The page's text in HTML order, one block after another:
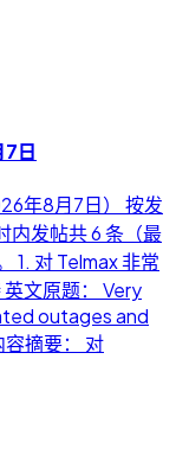
日
年8月7日） 按发
发帖共 6 条（最
1. 对 Telmax 非常
文原题： Very
outages and
摘要： 对